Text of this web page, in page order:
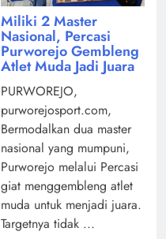
Miliki 2 Master
Nasional, Percasi
Purworejo Gembleng
Atlet Muda Jadi Juara
PURWOREJO,
purworejosport.com,
Bermodalkan dua master
nasional yang mumpuni,
Purworejo melalui Percasi
giat menggembleng atlet
muda untuk menjadi juara.
Targetnya tidak ...